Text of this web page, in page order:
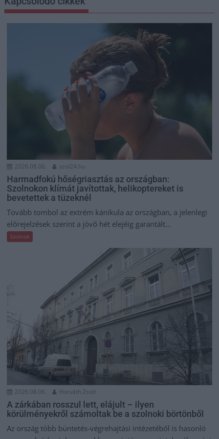
2026.08.06. szol24.hu
Harmadfokú hőségriasztás az országban:
Szolnokon klímát javítottak, helikoptereket is
bevetettek a tüzeknél
Tovább tombol az extrém kánikula az országban, a jelenlegi
előrejelzések szerint a jövő hét elejéig garantált...
Szolnok
2026.08.06. Horváth Zsolt
A zárkában rosszul lett, elájult – ilyen
körülményekről számoltak be a szolnoki börtönből
Az ország több büntetés-végrehajtási intézetéből is hasonló